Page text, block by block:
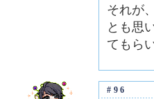
それが
とも思
てもら
#96